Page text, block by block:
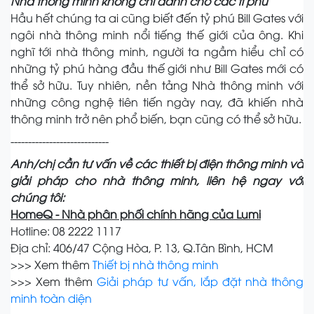
Hầu hết chúng ta ai cũng biết đến tỷ phú Bill Gates với
ngôi nhà thông minh nổi tiếng thế giới của ông. Khi
nghĩ tới nhà thông minh, người ta ngầm hiểu chỉ có
những tỷ phú hàng đầu thế giới như Bill Gates mới có
thể sở hữu. Tuy nhiên, nền tảng Nhà thông minh với
những công nghệ tiên tiến ngày nay, đã khiến nhà
thông minh trở nên phổ biến, bạn cũng có thể sở hữu.
----------------------------
Anh/chị cần tư vấn về các thiết bị điện thông minh và
giải pháp cho nhà thông minh, liên hệ ngay với
chúng tôi:
HomeQ - Nhà phân phối chính hãng của Lumi
Hotline: 08 2222 1117
Địa chỉ: 406/47 Cộng Hòa, P. 13, Q.Tân Bình, HCM
>>> Xem thêm Thiết bị nhà thông minh
>>> Xem thêmGiải pháp tư vấn, lắp đặt nhà thông
minh toàn diện